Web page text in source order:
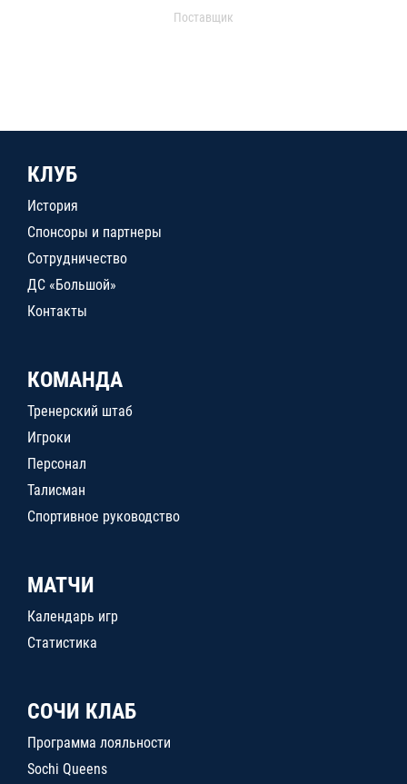
Поставщик
КЛУБ
История
Спонсоры и партнеры
Сотрудничество
ДС «Большой»
Контакты
КОМАНДА
Тренерский штаб
Игроки
Персонал
Талисман
Спортивное руководство
МАТЧИ
Календарь игр
Статистика
СОЧИ КЛАБ
Программа лояльности
Sochi Queens